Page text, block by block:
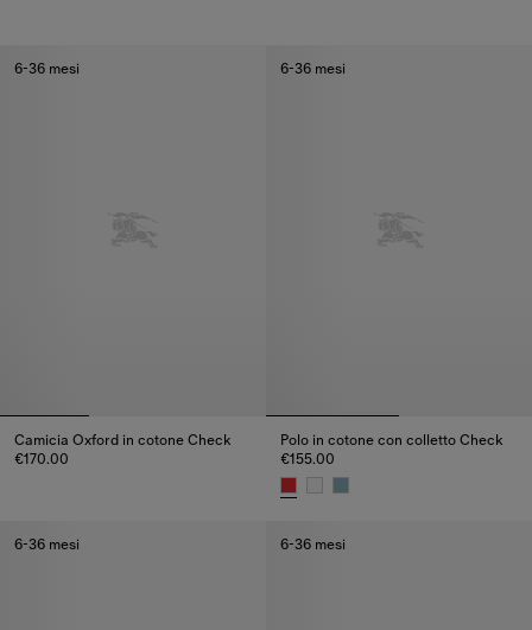
6-36 mesi
Camicia Oxford in cotone Check
€170.00
Camicia Oxford in cotone Check, €170.00
6-36 mesi
Polo in cotone con colletto Check
€155.00
6-36 mesi 6-36 mesi